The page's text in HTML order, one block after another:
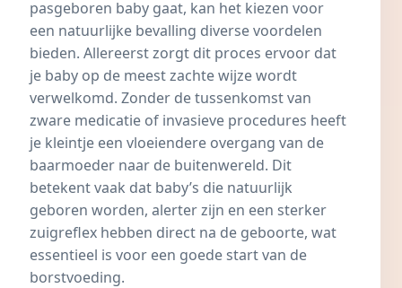
pasgeboren baby gaat, kan het kiezen voor
een natuurlijke bevalling diverse voordelen
bieden. Allereerst zorgt dit proces ervoor dat
je baby op de meest zachte wijze wordt
verwelkomd. Zonder de tussenkomst van
zware medicatie of invasieve procedures heeft
je kleintje een vloeiendere overgang van de
baarmoeder naar de buitenwereld. Dit
betekent vaak dat baby’s die natuurlijk
geboren worden, alerter zijn en een sterker
zuigreflex hebben direct na de geboorte, wat
essentieel is voor een goede start van de
borstvoeding.